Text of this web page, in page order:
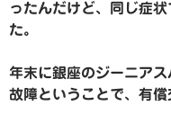
ったんだけど、同じ症
た。
年末に銀座のジーニアス
故障ということで、有償